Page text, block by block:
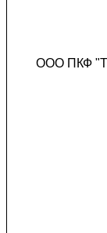
ООО ПКФ